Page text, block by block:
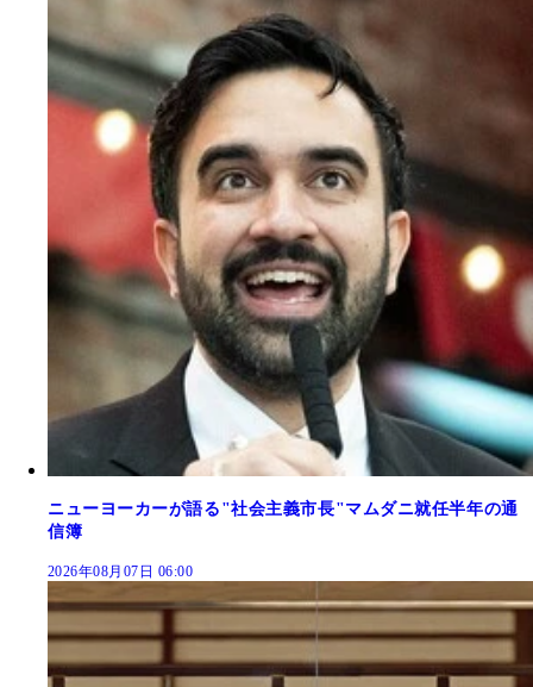
ニューヨーカーが語る"社会主義市長"マムダニ就任半年の通
信簿
2026年08月07日 06:00